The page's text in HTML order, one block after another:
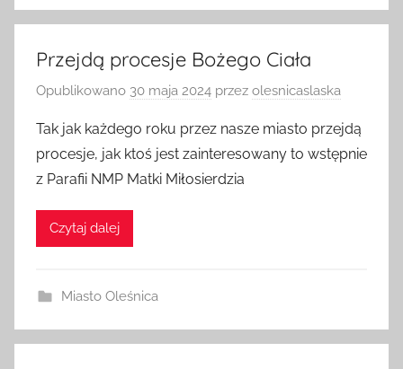
Przejdą procesje Bożego Ciała
Opublikowano 30 maja 2024 przez olesnicaslaska
Tak jak każdego roku przez nasze miasto przejdą
procesje, jak ktoś jest zainteresowany to wstępnie
z Parafii NMP Matki Miłosierdzia
Czytaj dalej
Miasto Oleśnica